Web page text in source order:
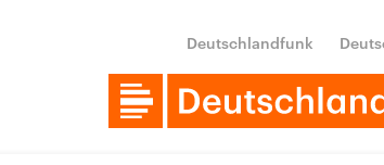
Deutschlandfunk